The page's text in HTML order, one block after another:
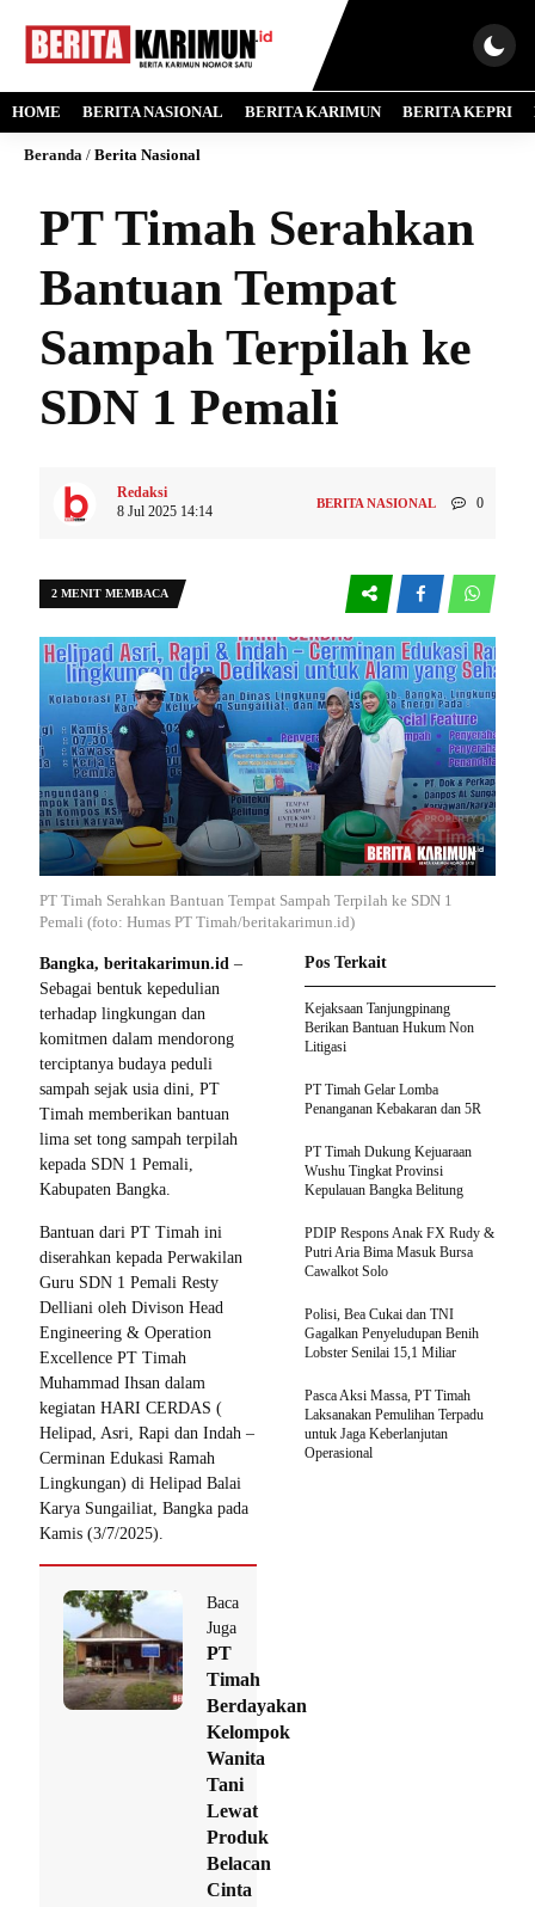
HOME BERITA NASIONAL BERITA KARIMUN BERITA KEPRI
Beranda / Berita Nasional
PT Timah Serahkan
Bantuan Tempat
Sampah Terpilah ke
SDN 1 Pemali
Redaksi
8 Jul 2025 14:14
BERITA NASIONAL 0
2 MENIT MEMBACA
PT Timah Serahkan Bantuan Tempat Sampah Terpilah ke SDN 1
Pemali (foto: Humas PT Timah/beritakarimun.id)
Bangka, beritakarimun.id –
Sebagai bentuk kepedulian
terhadap lingkungan dan
komitmen dalam mendorong
terciptanya budaya peduli
sampah sejak usia dini, PT
Timah memberikan bantuan
lima set tong sampah terpilah
kepada SDN 1 Pemali,
Kabupaten Bangka.
Bantuan dari PT Timah ini
diserahkan kepada Perwakilan
Guru SDN 1 Pemali Resty
Delliani oleh Divison Head
Engineering & Operation
Excellence PT Timah
Muhammad Ihsan dalam
kegiatan HARI CERDAS (
Helipad, Asri, Rapi dan Indah –
Cerminan Edukasi Ramah
Lingkungan) di Helipad Balai
Karya Sungailiat, Bangka pada
Kamis (3/7/2025).
Baca
Juga
PT
Timah
Berdayakan
Kelompok
Wanita
Tani
Lewat
Produk
Belacan
Cinta
Pos Terkait
Kejaksaan Tanjungpinang
Berikan Bantuan Hukum Non
Litigasi
PT Timah Gelar Lomba
Penanganan Kebakaran dan 5R
PT Timah Dukung Kejuaraan
Wushu Tingkat Provinsi
Kepulauan Bangka Belitung
PDIP Respons Anak FX Rudy &
Putri Aria Bima Masuk Bursa
Cawalkot Solo
Polisi, Bea Cukai dan TNI
Gagalkan Penyeludupan Benih
Lobster Senilai 15,1 Miliar
Pasca Aksi Massa, PT Timah
Laksanakan Pemulihan Terpadu
untuk Jaga Keberlanjutan
Operasional